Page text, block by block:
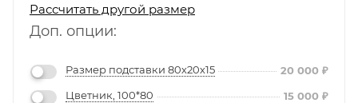
Рассчитать другой размер
Доп. опции:
Размер подставки 80х20х15 20 000 ₽
Цветник, 100*80
15 000 ₽